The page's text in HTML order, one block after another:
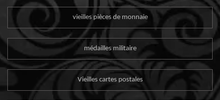
vieilles pièces de monnaie
médailles militaire
Vieilles cartes postales